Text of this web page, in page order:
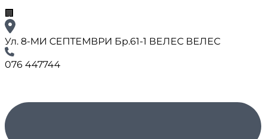
🏢
Ул. 8-МИ СЕПТЕМВРИ Бр.61-1 ВЕЛЕС ВЕЛЕС
076 447744